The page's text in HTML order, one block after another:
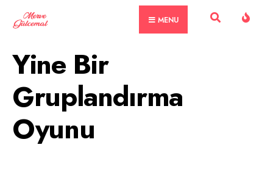
MENU
Yine Bir
Gruplandırma
Oyunu